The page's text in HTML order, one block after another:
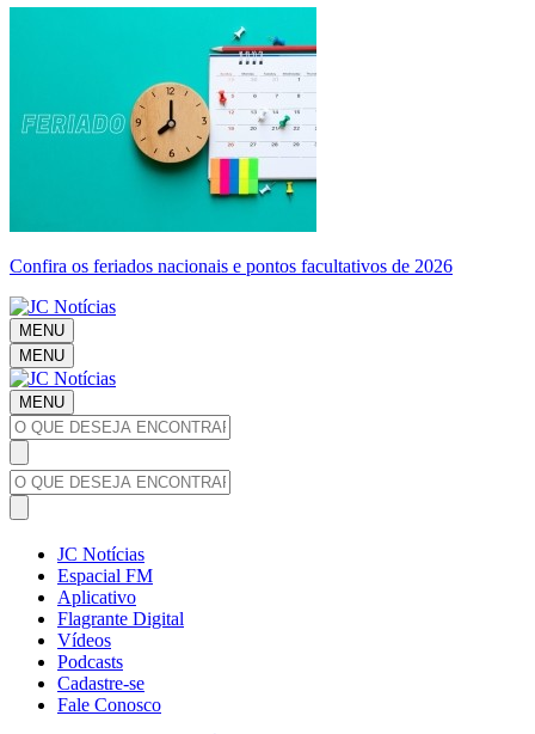
Confira os feriados nacionais e pontos facultativos de 2026
MENU
MENU
MENU
JC Notícias
Espacial FM
Aplicativo
Flagrante Digital
Vídeos
Podcasts
Cadastre-se
Fale Conosco